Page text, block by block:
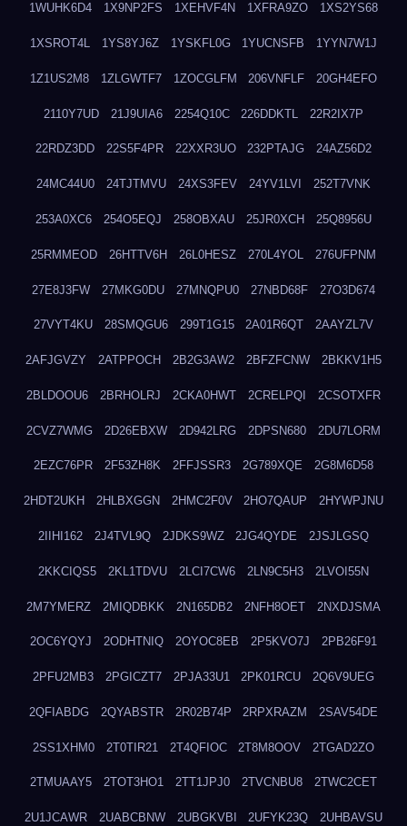
1WUHK6D4 1X9NP2FS 1XEHVF4N 1XFRA9ZO 1XS2YS68
1XSROT4L 1YS8YJ6Z 1YSKFL0G 1YUCNSFB 1YYN7W1J
1Z1US2M8 1ZLGWTF7 1ZOCGLFM 206VNFLF 20GH4EFO
2110Y7UD 21J9UIA6 2254Q10C 226DDKTL 22R2IX7P
22RDZ3DD 22S5F4PR 22XXR3UO 232PTAJG 24AZ56D2
24MC44U0 24TJTMVU 24XS3FEV 24YV1LVI 252T7VNK
253A0XC6 254O5EQJ 258OBXAU 25JR0XCH 25Q8956U
25RMMEOD 26HTTV6H 26L0HESZ 270L4YOL 276UFPNM
27E8J3FW 27MKG0DU 27MNQPU0 27NBD68F 27O3D674
27VYT4KU 28SMQGU6 299T1G15 2A01R6QT 2AAYZL7V
2AFJGVZY 2ATPPOCH 2B2G3AW2 2BFZFCNW 2BKKV1H5
2BLDOOU6 2BRHOLRJ 2CKA0HWT 2CRELPQI 2CSOTXFR
2CVZ7WMG 2D26EBXW 2D942LRG 2DPSN680 2DU7LORM
2EZC76PR 2F53ZH8K 2FFJSSR3 2G789XQE 2G8M6D58
2HDT2UKH 2HLBXGGN 2HMC2F0V 2HO7QAUP 2HYWPJNU
2IIHI162 2J4TVL9Q 2JDKS9WZ 2JG4QYDE 2JSJLGSQ
2KKCIQS5 2KL1TDVU 2LCI7CW6 2LN9C5H3 2LVOI55N
2M7YMERZ 2MIQDBKK 2N165DB2 2NFH8OET 2NXDJSMA
2OC6YQYJ 2ODHTNIQ 2OYOC8EB 2P5KVO7J 2PB26F91
2PFU2MB3 2PGICZT7 2PJA33U1 2PK01RCU 2Q6V9UEG
2QFIABDG 2QYABSTR 2R02B74P 2RPXRAZM 2SAV54DE
2SS1XHM0 2T0TIR21 2T4QFIOC 2T8M8OOV 2TGAD2ZO
2TMUAAY5 2TOT3HO1 2TT1JPJ0 2TVCNBU8 2TWC2CET
2U1JCAWR 2UABCBNW 2UBGKVBI 2UFYK23Q 2UHBAVSU